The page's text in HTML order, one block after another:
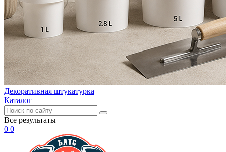
Декоративная штукатурка
Каталог
Все результаты
0 0